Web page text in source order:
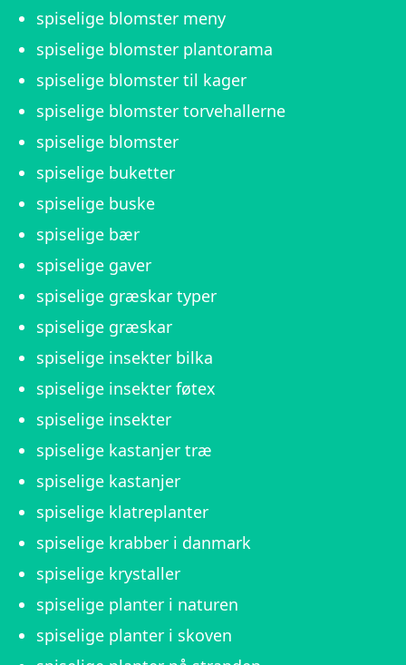
spiselige blomster meny
spiselige blomster plantorama
spiselige blomster til kager
spiselige blomster torvehallerne
spiselige blomster
spiselige buketter
spiselige buske
spiselige bær
spiselige gaver
spiselige græskar typer
spiselige græskar
spiselige insekter bilka
spiselige insekter føtex
spiselige insekter
spiselige kastanjer træ
spiselige kastanjer
spiselige klatreplanter
spiselige krabber i danmark
spiselige krystaller
spiselige planter i naturen
spiselige planter i skoven